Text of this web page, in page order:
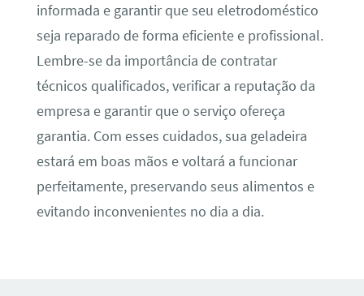
informada e garantir que seu eletrodoméstico
seja reparado de forma eficiente e profissional.
Lembre-se da importância de contratar
técnicos qualificados, verificar a reputação da
empresa e garantir que o serviço ofereça
garantia. Com esses cuidados, sua geladeira
estará em boas mãos e voltará a funcionar
perfeitamente, preservando seus alimentos e
evitando inconvenientes no dia a dia.